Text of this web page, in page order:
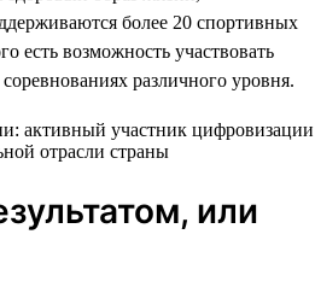
более 20 спортивных
есть возможность участвовать
различного уровня.
или